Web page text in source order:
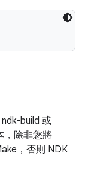
build 或
，除非您將
，否則 NDK